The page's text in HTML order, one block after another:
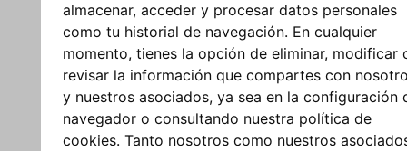
almacenar, acceder y procesar datos personales
como tu historial de navegación. En cualquier
momento, tienes la opción de eliminar, modificar
revisar la información que compartes con
y nuestros asociados, ya sea en la configuración
navegador o consultando nuestra política de
cookies. Tanto nosotros como nuestros